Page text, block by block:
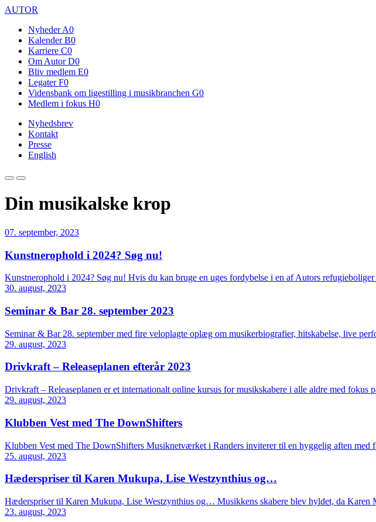
AUTOR
Nyheder A0
Kalender B0
Karriere C0
Om Autor D0
Bliv medlem E0
Legater F0
Vidensbank om ligestilling i musikbranchen G0
Medlem i fokus H0
Nyhedsbrev
Kontakt
Presse
English
Din musikalske krop
07. september, 2023
Kunstnerophold i 2024? Søg nu!
Kunstnerophold i 2024? Søg nu! Hvis du kan bruge en uges fordybelse i en af Autors
30. august, 2023
Seminar & Bar 28. september 2023
Seminar & Bar 28. september med fire veloplagte oplæg om musikerbiografier, hitskabelse, live
29. august, 2023
Drivkraft – Releaseplanen efterår 2023
Drivkraft – Releaseplanen er et internationalt online kursus for musikskabere i alle aldre med
29. august, 2023
Klubben Vest med The DownShifters
Klubben Vest med The DownShifters Musiknetværket i Randers inviterer til en hyggelig aften
25. august, 2023
Hæderspriser til Karen Mukupa, Lise Westzynthius og…
Hæderspriser til Karen Mukupa, Lise Westzynthius og… Musikkens skabere blev hyldet, da
23. august, 2023